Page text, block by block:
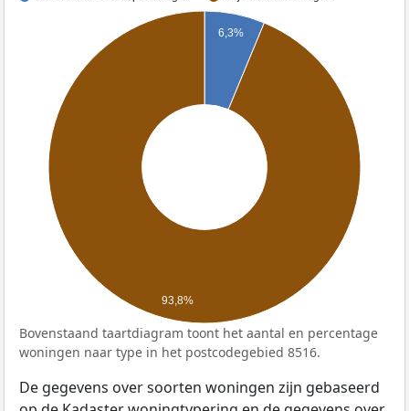
6,3%
93,8%
Bovenstaand taartdiagram toont het aantal en percentage
woningen naar type in het postcodegebied 8516.
De gegevens over soorten woningen zijn gebaseerd